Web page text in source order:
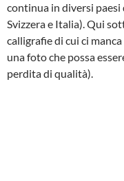
continua in diversi paesi
Svizzera e Italia). Qui
calligrafie di cui ci
una foto che possa
perdita di qualità).